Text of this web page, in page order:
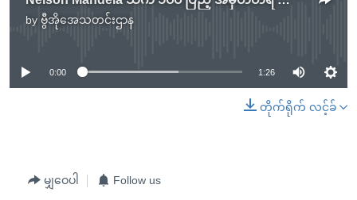
by ဗွီအိုအေသတင်းဌာန
No media source currently available
0:00 1:26
တိုက်ရိုက် လင့်ခ်
မျှဝေပါ Follow us